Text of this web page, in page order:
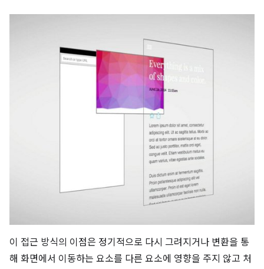
이 접근 방식의 이점은 정기적으로 다시 그려지거나 변환을 통
해 화면에서 이동하는 요소를 다른 요소에 영향을 주지 않고 처